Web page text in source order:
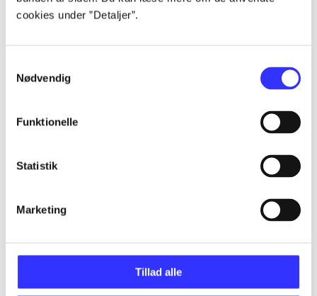
cookies under ”Detaljer”.
Nødvendig
Funktionelle
Statistik
Marketing
Tillad alle
...
...
...
...